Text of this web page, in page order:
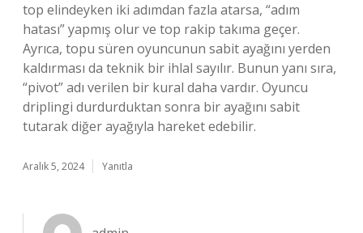
top elindeyken iki adımdan fazla atarsa, “adım
hatası” yapmış olur ve top rakip takıma geçer.
Ayrıca, topu süren oyuncunun sabit ayağını yerden
kaldırması da teknik bir ihlal sayılır. Bunun yanı sıra,
“pivot” adı verilen bir kural daha vardır. Oyuncu
driplingi durdurduktan sonra bir ayağını sabit
tutarak diğer ayağıyla hareket edebilir.
Aralık 5, 2024 Yanıtla